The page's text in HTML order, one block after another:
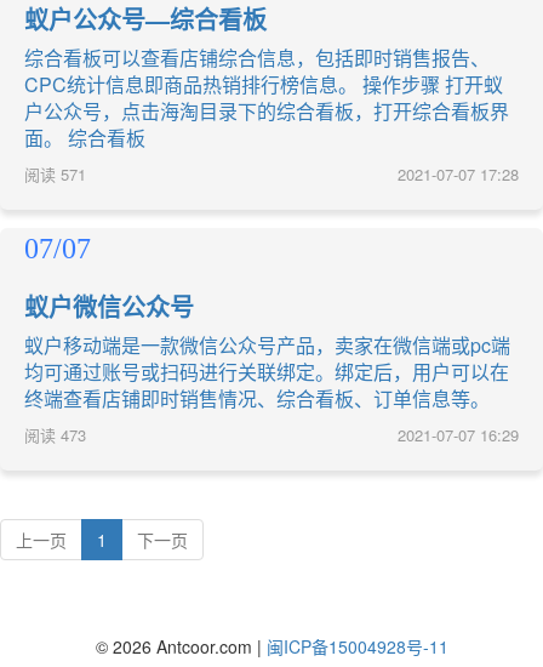
蚁户公众号—综合看板
综合看板可以查看店铺综合信息，包括即时销售报告、
CPC统计信息即商品热销排行榜信息。 操作步骤 打开蚁
户公众号，点击海淘目录下的综合看板，打开综合看板界
面。 综合看板
阅读 571 2021-07-07 17:28
07/07
蚁户微信公众号
蚁户移动端是一款微信公众号产品，卖家在微信端或pc端
均可通过账号或扫码进行关联绑定。绑定后，用户可以在
终端查看店铺即时销售情况、综合看板、订单信息等。
阅读 473 2021-07-07 16:29
上一页 1 下一页
© 2026 Antcoor.com | 闽ICP备15004928号-11